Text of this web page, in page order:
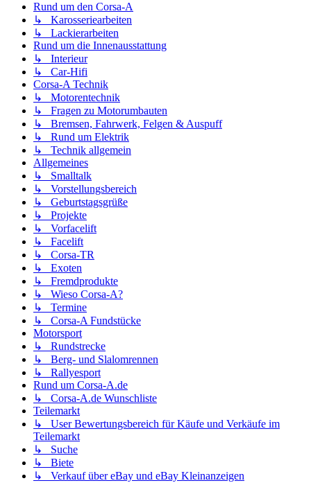
Rund um den Corsa-A
↳ Karosseriearbeiten
↳ Lackierarbeiten
Rund um die Innenausstattung
↳ Interieur
↳ Car-Hifi
Corsa-A Technik
↳ Motorentechnik
↳ Fragen zu Motorumbauten
↳ Bremsen, Fahrwerk, Felgen & Auspuff
↳ Rund um Elektrik
↳ Technik allgemein
Allgemeines
↳ Smalltalk
↳ Vorstellungsbereich
↳ Geburtstagsgrüße
↳ Projekte
↳ Vorfacelift
↳ Facelift
↳ Corsa-TR
↳ Exoten
↳ Fremdprodukte
↳ Wieso Corsa-A?
↳ Termine
↳ Corsa-A Fundstücke
Motorsport
↳ Rundstrecke
↳ Berg- und Slalomrennen
↳ Rallyesport
Rund um Corsa-A.de
↳ Corsa-A.de Wunschliste
Teilemarkt
↳ User Bewertungsbereich für Käufe und Verkäufe im
Teilemarkt
↳ Suche
↳ Biete
↳ Verkauf über eBay und eBay Kleinanzeigen